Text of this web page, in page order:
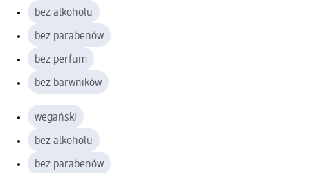
bez alkoholu
bez parabenów
bez perfum
bez barwników
wegański
bez alkoholu
bez parabenów